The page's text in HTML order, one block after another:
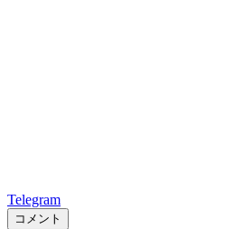
Telegram
コメント